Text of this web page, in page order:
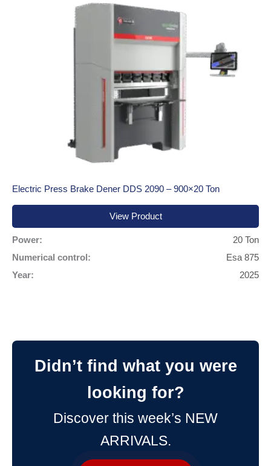
Electric Press Brake Dener DDS 2090 – 900×20 Ton
View Product
Power:
20 Ton
Numerical control:
Esa 875
Year:
2025
Didn’t find what you were
looking for?
Discover this week’s NEW
ARRIVALS.